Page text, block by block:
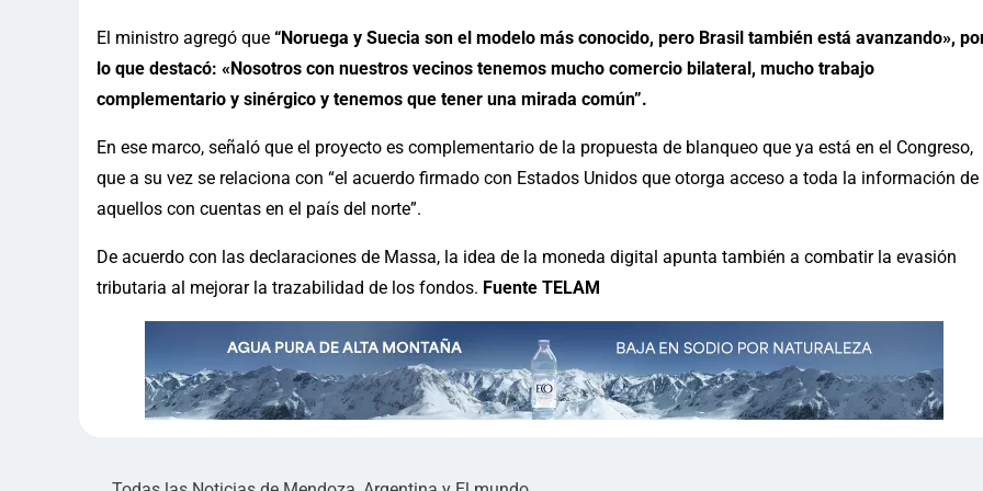
El ministro agregó que “Noruega y Suecia son el modelo más conocido, pero Brasil también está avanzando»,
lo que destacó: «Nosotros con nuestros vecinos tenemos mucho comercio bilateral, mucho trabajo
complementario y sinérgico y tenemos que tener una mirada común”.
En ese marco, señaló que el proyecto es complementario de la propuesta de blanqueo que ya está en el Congreso,
que a su vez se relaciona con “el acuerdo firmado con Estados Unidos que otorga acceso a toda la información de
aquellos con cuentas en el país del norte”.
De acuerdo con las declaraciones de Massa, la idea de la moneda digital apunta también a combatir la evasión
tributaria al mejorar la trazabilidad de los fondos. Fuente TELAM